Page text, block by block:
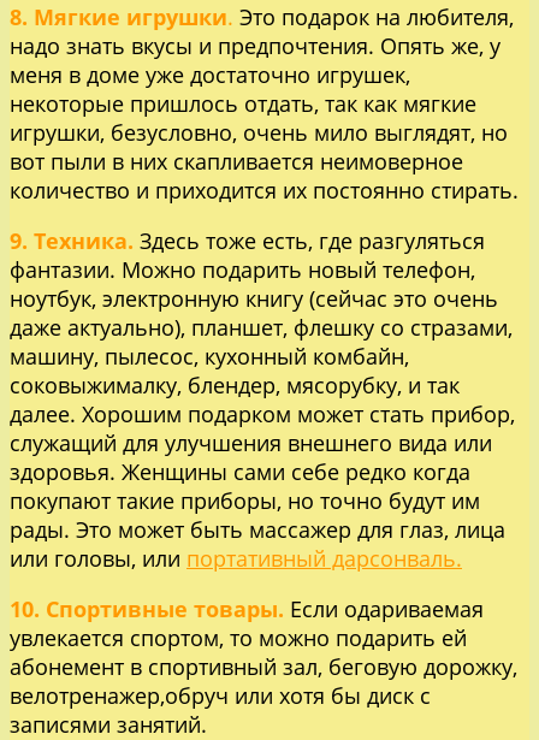
8. Мягкие игрушки. Это подарок на любителя,
надо знать вкусы и предпочтения. Опять же, у
меня в доме уже достаточно игрушек,
некоторые пришлось отдать, так как мягкие
игрушки, безусловно, очень мило выглядят, но
вот пыли в них скапливается неимоверное
количество и приходится их постоянно стирать.
9. Техника. Здесь тоже есть, где разгуляться
фантазии. Можно подарить новый телефон,
ноутбук, электронную книгу (сейчас это очень
даже актуально), планшет, флешку со стразами,
машину, пылесос, кухонный комбайн,
соковыжималку, блендер, мясорубку, и так
далее. Хорошим подарком может стать прибор,
служащий для улучшения внешнего вида или
здоровья. Женщины сами себе редко когда
покупают такие приборы, но точно будут им
рады. Это может быть массажер для глаз, лица
или головы, или портативный дарсонваль.
10. Спортивные товары. Если одариваемая
увлекается спортом, то можно подарить ей
абонемент в спортивный зал, беговую дорожку,
велотренажер,обруч или хотя бы диск с
записями занятий.